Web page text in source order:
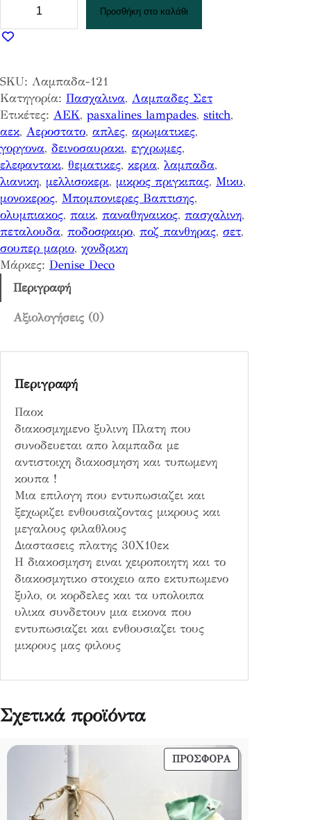
ο
ο
σ
ό
τ
η
τ
α
Προσθήκη στο καλάθι
SKU: Λαμπαδα-121
Κατηγορία: Πασχαλινα, Λαμπαδες Σετ
Ετικέτες: AEK, pasxalines lampades, stitch
αεκ, Αεροστατο, απλες, αρωματικες
γοργονα, δεινοσαυρακι, εγχρωμες
ελεφαντακι, θεματικες, κερια, λαμπαδα
λιανικη, μελλισοκερι, μικρος πριγκιπας, Μικυ
μονοκερος, Μπομπονιερες Βαπτισης
ολυμπιακος, παικ, παναθηναικος, πασχαλινη
πεταλουδα, ποδοσφαιρο, ποζ πανθηρας, σετ
σουπερ μαριο, χονδρικη
Μάρκες: Denise Deco
Περιγραφή
Αξιολογήσεις (0)
Περιγραφή
Παοκ
διακοσμημενο ξυλινη Πλατη που
συνοδευεται απο λαμπαδα με
αντιστοιχη διακοσμηση και τυπωμενη
κουπα !
Μια επιλογη που εντυπωσιαζει και
ξεχωριζει ενθουσιαζοντας μικρους και
μεγαλους φιλαθλους
Διαστασεις πλατης 30Χ10εκ
Η διακοσμηση ειναι χειροποιητη και το
διακοσμητικο στοιχειο απο εκτυπωμενο
ξυλο, οι κορδελες και τα υπολοιπα
υλικα συνδετουν μια εικονα που
εντυπωσιαζει και ενθουσιαζει τους
μικρους μας φιλους
Σχετικά προϊόντα
ΠΡΟΣΦΟΡΆΠΡΟΪΌΝ